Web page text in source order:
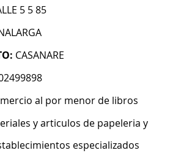
5 5 85
CASANARE
al por menor de libros
y articulos de papeleria y
especializados